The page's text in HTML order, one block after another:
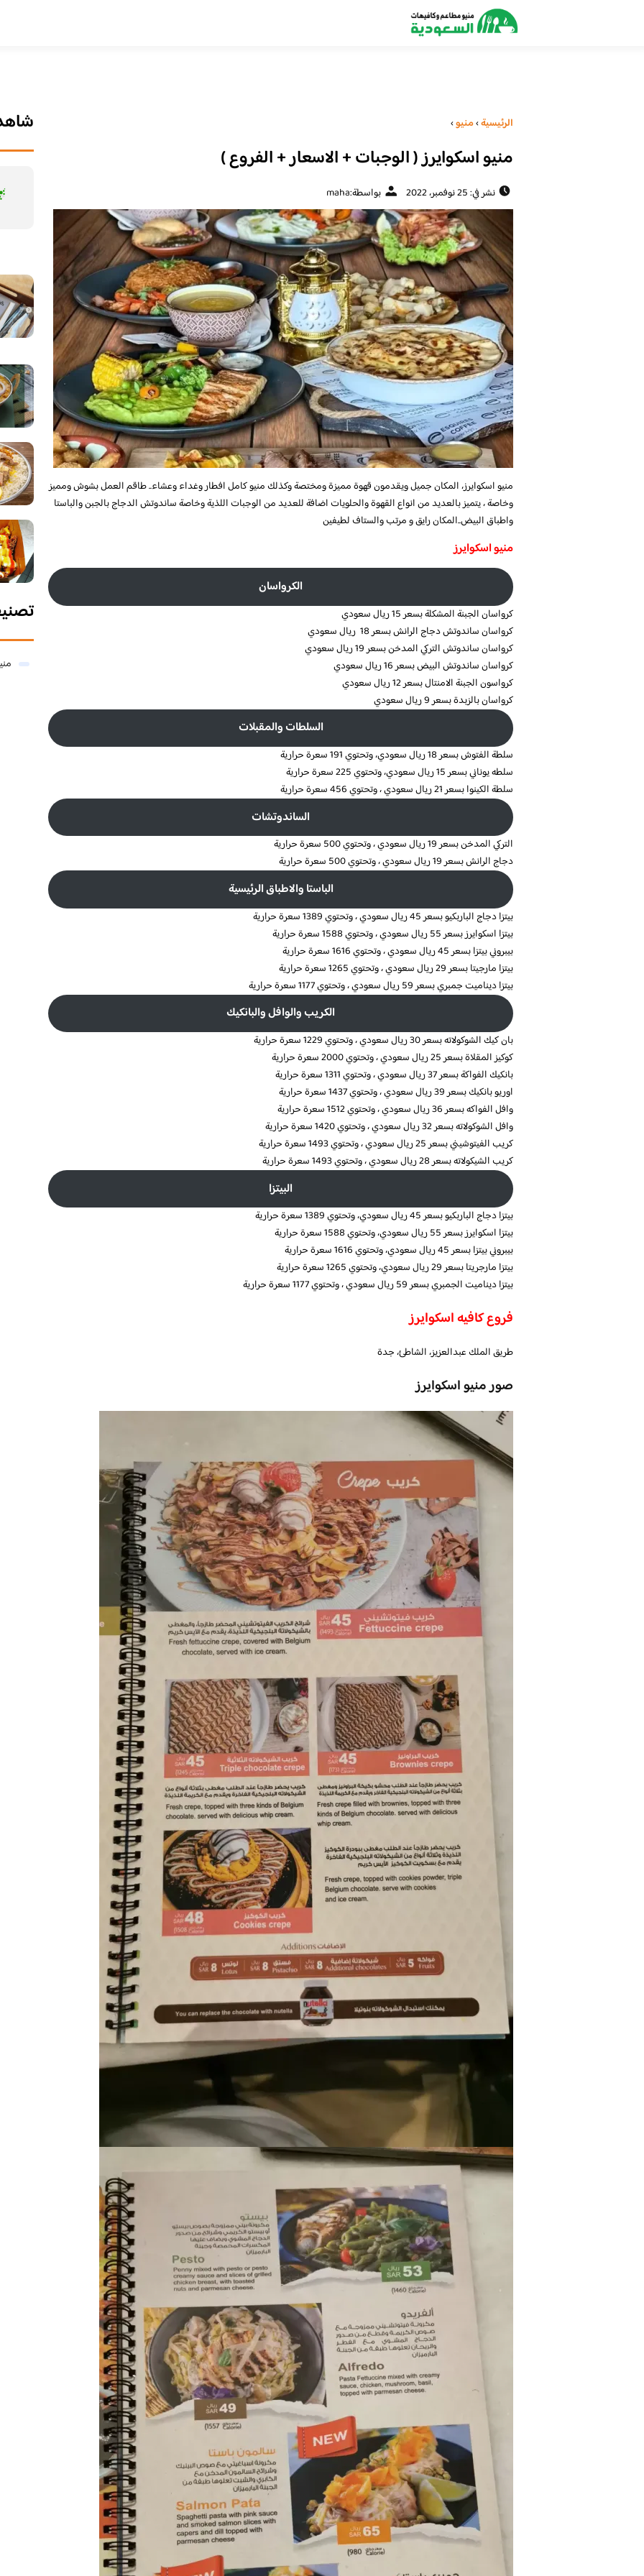
الرئيسية›منيو›
منيو اسكوايرز ( الوجبات + الاسعار + الفروع )
نشر في: 25 نوفمبر، 2022 بواسطة:maha
منيو اسكوايرز، المكان جميل ويقدمون قهوة مميزة ومختصة وكذلك منيو كامل افطار وغداء وعشاء.. طاقم العمل بشوش ومميز
وخاصة ، يتميز بالعديد من انواع القهوة والحلويات اضافة للعديد من الوجبات اللذية وخاصة ساندوتش الدجاج بالجبن والباستا
واطباق البيض..المكان رايق و مرتب والستاف لطيفين
منيو اسكوايرز
الكرواسان
كرواسان الجبنة المشكلة بسعر 15 ريال سعودي
كرواسان ساندوتش دجاج الرانش بسعر 18 ريال سعودي
كرواسان ساندوتش التركي المدخن بسعر 19 ريال سعودي
كرواسان ساندوتش البيض بسعر 16 ريال سعودي
كرواسون الجبنة الامنتال بسعر 12 ريال سعودي
كرواسان بالزبدة بسعر 9 ريال سعودي
السلطات والمقبلات
سلطة الفتوش بسعر 18 ريال سعودي، وتحتوي 191 سعرة حرارية
سلطه يوناني بسعر 15 ريال سعودي، وتحتوي 225 سعرة حرارية
سلطة الكينوا بسعر 21 ريال سعودي ، وتحتوي 456 سعرة حرارية
الساندوتشات
التركي المدخن بسعر 19 ريال سعودي ، وتحتوي 500 سعرة حرارية
دجاج الرانش بسعر 19 ريال سعودي ، وتحتوي 500 سعرة حرارية
الباستا والاطباق الرئيسية
بيتزا دجاج الباربكيو بسعر 45 ريال سعودي ، وتحتوي 1389 سعرة حرارية
بيتزا اسكوايرز بسعر 55 ريال سعودي ، وتحتوي 1588 سعرة حرارية
بيبروني بيتزا بسعر 45 ريال سعودي ، وتحتوي 1616 سعرة حرارية
بيتزا مارجيتا بسعر 29 ريال سعودي ، وتحتوي 1265 سعرة حرارية
بيتزا ديناميت جمبري بسعر 59 ريال سعودي ، وتحتوي 1177 سعرة حرارية
الكريب والوافل والبانكيك
بان كيك الشوكولاته بسعر 30 ريال سعودي ، وتحتوي 1229 سعرة حرارية
كوكيز المقلاة بسعر 25 ريال سعودي ، وتحتوي 2000 سعرة حرارية
بانكيك الفواكة بسعر 37 ريال سعودي ، وتحتوي 1311 سعرة حرارية
اوريو بانكيك بسعر 39 ريال سعودي ، وتحتوي 1437 سعرة حرارية
وافل الفواكه بسعر 36 ريال سعودي ، وتحتوي 1512 سعرة حرارية
وافل الشوكولاته بسعر 32 ريال سعودي ، وتحتوي 1420 سعرة حرارية
كريب الفيتوشيني بسعر 25 ريال سعودي ، وتحتوي 1493 سعرة حرارية
كريب الشيكولاته بسعر 28 ريال سعودي ، وتحتوي 1493 سعرة حرارية
البيتزا
بيتزا دجاج الباربكيو بسعر 45 ريال سعودي، وتحتوي 1389 سعرة حرارية
بيتزا اسكوايرز بسعر 55 ريال سعودي، وتحتوي 1588 سعرة حرارية
بيبروني بيتزا بسعر 45 ريال سعودي، وتحتوي 1616 سعرة حرارية
بيتزا مارجريتا بسعر 29 ريال سعودي، وتحتوي 1265 سعرة حرارية
بيتزا ديناميت الجمبري بسعر 59 ريال سعودي ، وتحتوي 1177 سعرة حرارية
فروع كافيه اسكوايرز
طريق الملك عبدالعزيز، الشاطئ، جدة
صور منيو اسكوايرز